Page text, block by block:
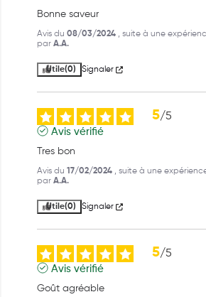
Bonne saveur
Avis du 08/03/2024 , suite à une
par A.A.
Utile(0) Signaler
5/5
Avis vérifié
Tres bon
Avis du 17/02/2024 , suite à une
par A.A.
Utile(0) Signaler
5/5
Avis vérifié
Goût agréable